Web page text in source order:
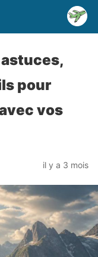
pour
vos
il y a 3 mois